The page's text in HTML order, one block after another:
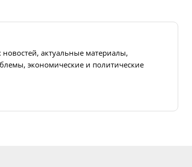
новостей, актуальные материалы,
экономические и политические